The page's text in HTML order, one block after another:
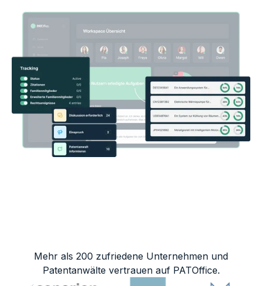
Mehr als 200 zufriedene Unternehmen und
Patentanwälte vertrauen auf PATOffice.